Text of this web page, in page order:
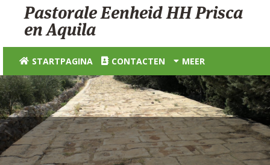
STARTPAGINA
KERK
VIERINGEN
SHOP
ZOEKEN
HULP
STARTPAGINA PORTAAL
Pastorale Eenheid HH Prisca
en Aquila
STARTPAGINA CONTACTEN MEER